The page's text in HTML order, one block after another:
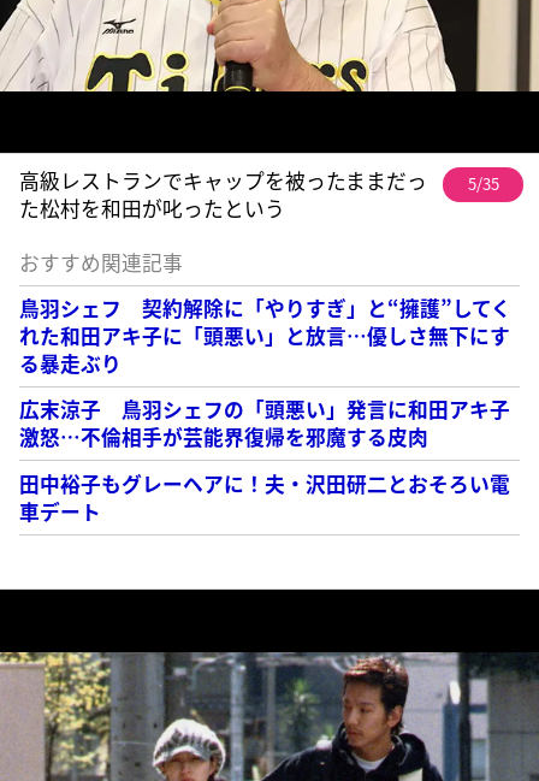
高級レストランでキャップを被ったままだっ
た松村を和田が叱ったという
5/35
おすすめ関連記事
鳥羽シェフ 契約解除に「やりすぎ」と“擁護”してく
れた和田アキ子に「頭悪い」と放言…優しさ無下にす
る暴走ぶり
広末涼子 鳥羽シェフの「頭悪い」発言に和田アキ子
激怒…不倫相手が芸能界復帰を邪魔する皮肉
田中裕子もグレーヘアに！夫・沢田研二とおそろい電
車デート